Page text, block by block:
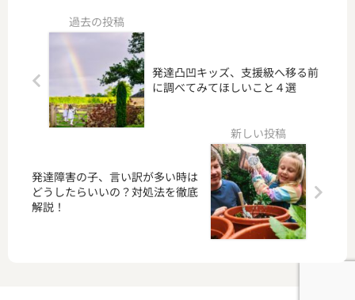
４選
徹底
解
定させ
る「か
かわり
力」と
は？
「楽
し
に」
食べ
られ
る方
法
発達凸凹キッズ、支援級へ移る前
に調べてみてほしいこと４選
発達障害の子、言い訳が多い時は
どうしたらいいの？対処法を徹底
解説！